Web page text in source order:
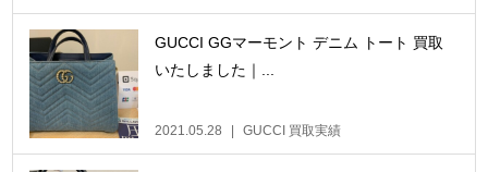
GUCCI GGマーモント デニム トート 買取
いたしました｜...
2021.05.28 GUCCI 買取実績